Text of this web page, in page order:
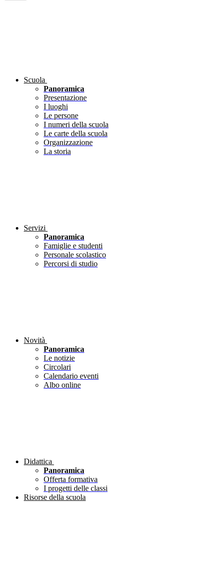
Scuola
Panoramica
Presentazione
I luoghi
Le persone
I numeri della scuola
Le carte della scuola
Organizzazione
La storia
Servizi
Panoramica
Famiglie e studenti
Personale scolastico
Percorsi di studio
Novità
Panoramica
Le notizie
Circolari
Calendario eventi
Albo online
Didattica
Panoramica
Offerta formativa
I progetti delle classi
Risorse della scuola